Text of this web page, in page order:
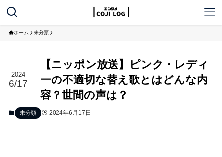
ホーム 未分類
【ニッポン放送】ピンク・レディ
ーの不適切な替え歌とはどんな内
容？世間の声は？
2024
6/17
未分類 2024年6月17日